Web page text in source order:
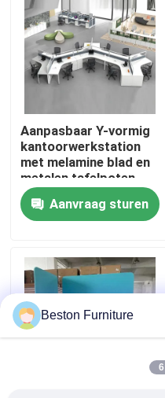
Over ons
Kwaliteitscontrole
Neem contact met ons
Gevallen
Blog
Aanpasbaar Y-vormig
kantoorwerkstation
met melamine blad en
metalen tafelpoten
Aanvraag sturen
Beston Furniture